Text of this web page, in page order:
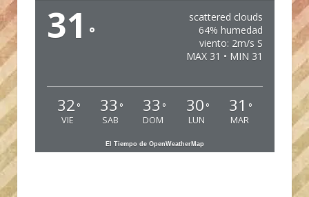
31 °
scattered clouds
64% humedad
viento: 2m/s S
MAX 31 • MIN 31
32 °
VIE
33 °
SAB
33 °
DOM
30 °
LUN
31 °
MAR
El Tiempo de OpenWeatherMap